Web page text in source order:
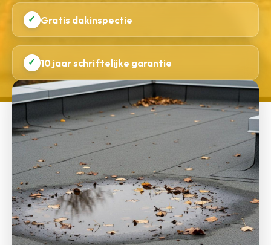
✓ Gratis dakinspectie
✓ 10 jaar schriftelijke garantie